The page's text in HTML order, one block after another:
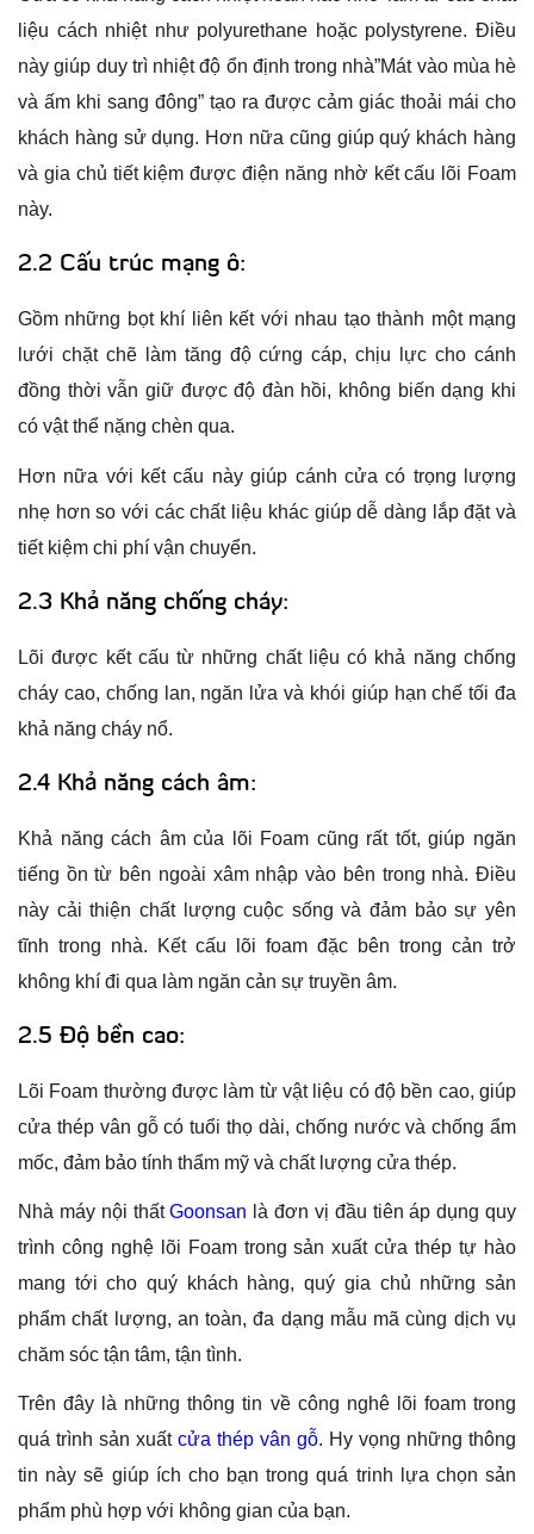
liệu cách nhiệt như polyurethane hoặc polystyrene. Điều
này giúp duy trì nhiệt độ ổn định trong nhà”Mát vào mùa hè
và ấm khi sang đông” tạo ra được cảm giác thoải mái cho
khách hàng sử dụng. Hơn nữa cũng giúp quý khách hàng
và gia chủ tiết kiệm được điện năng nhờ kết cấu lõi Foam
này.
2.2 Cấu trúc mạng ô:
Gồm những bọt khí liên kết với nhau tạo thành một mạng
lưới chặt chẽ làm tăng độ cứng cáp, chịu lực cho cánh
đồng thời vẫn giữ được độ đàn hồi, không biến dạng khi
có vật thể nặng chèn qua.
Hơn nữa với kết cấu này giúp cánh cửa có trọng lượng
nhẹ hơn so với các chất liệu khác giúp dễ dàng lắp đặt và
tiết kiệm chi phí vận chuyển.
2.3 Khả năng chống cháy:
Lõi được kết cấu từ những chất liệu có khả năng chống
cháy cao, chống lan, ngăn lửa và khói giúp hạn chế tối đa
khả năng cháy nổ.
2.4 Khả năng cách âm:
Khả năng cách âm của lõi Foam cũng rất tốt, giúp ngăn
tiếng ồn từ bên ngoài xâm nhập vào bên trong nhà. Điều
này cải thiện chất lượng cuộc sống và đảm bảo sự yên
tĩnh trong nhà. Kết cấu lõi foam đặc bên trong cản trở
không khí đi qua làm ngăn cản sự truyền âm.
2.5 Độ bền cao:
Lõi Foam thường được làm từ vật liệu có độ bền cao, giúp
cửa thép vân gỗ có tuổi thọ dài, chống nước và chống ẩm
mốc, đảm bảo tính thẩm mỹ và chất lượng cửa thép.
Nhà máy nội thấtGoonsan là đơn vị đầu tiên áp dụng quy
trình công nghệ lõi Foam trong sản xuất cửa thép tự hào
mang tới cho quý khách hàng, quý gia chủ những sản
phẩm chất lượng, an toàn, đa dạng mẫu mã cùng dịch vụ
chăm sóc tận tâm, tận tình.
Trên đây là những thông tin về công nghê lõi foam trong
quá trình sản xuất cửa thép vân gỗ. Hy vọng những thông
tin này sẽ giúp ích cho bạn trong quá trinh lựa chọn sản
phẩm phù hợp với không gian của bạn.